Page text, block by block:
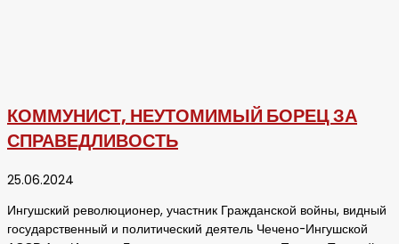
КОММУНИСТ, НЕУТОМИМЫЙ БОРЕЦ ЗА
СПРАВЕДЛИВОСТЬ
25.06.2024
Ингушский революционер, участник Гражданской войны, видный
государственный и политический деятель Чечено-Ингушской